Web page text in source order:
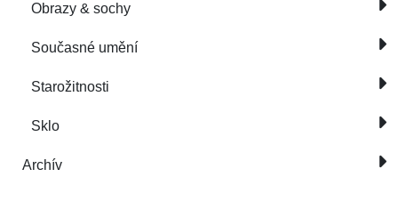
Obrazy & sochy
Současné umění
Starožitnosti
Sklo
Archív